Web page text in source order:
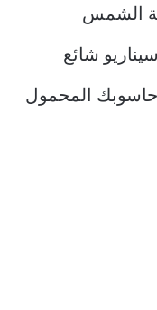
الشمس
شائع
حاسوبك المحمول